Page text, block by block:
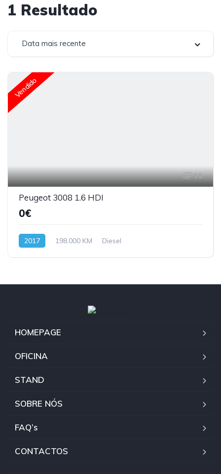
1 Resultado
Data mais recente
Vendido
11
Peugeot 3008 1.6 HDI
0€
2017 198.000 KM Diesel
HOMEPAGE
OFICINA
STAND
SOBRE NÓS
FAQ’s
CONTACTOS